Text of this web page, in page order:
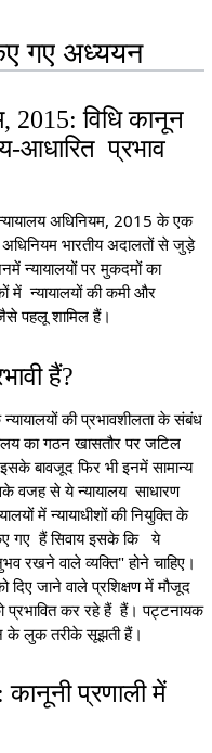
गए अध्ययन
2015: विधि कानून
आधारित प्रभाव
न्यायालय अधिनियम, 2015 के एक
अधिनियम भारतीय अदालतों से जुड़े
न्यायालयों पर मुकदमों का
में न्यायालयों की कमी और
पहलू शामिल हैं।
हैं?
की प्रभावशीलता के संबंध
का गठन खासतौर पर जटिल
इसके बावजूद फिर भी इनमें सामान्य
वजह से ये न्यायालय साधारण
में न्यायाधीशों की नियुक्ति के
गए हैं सिवाय इसके कि ये
रखने वाले व्यक्ति" होने चाहिए।
दिए जाने वाले प्रशिक्षण में मौजूद
प्रभावित कर रहे हैं हैं। पट्टनायक
के लुक तरीके सूझती हैं।
प्रणाली में